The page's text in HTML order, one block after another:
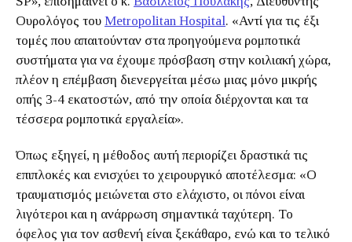
Ουρολόγος του Metropolitan Hospital. «Αντί για τις έξι
τομές που απαιτούνταν στα προηγούμενα ρομποτικά
συστήματα για να έχουμε πρόσβαση στην κοιλιακή χώρα,
πλέον η επέμβαση διενεργείται μέσω μιας μόνο μικρής
οπής 3-4 εκατοστών, από την οποία διέρχονται και τα
τέσσερα ρομποτικά εργαλεία».
Όπως εξηγεί, η μέθοδος αυτή περιορίζει δραστικά τις
επιπλοκές και ενισχύει το χειρουργικό αποτέλεσμα: «Ο
τραυματισμός μειώνεται στο ελάχιστο, οι πόνοι είναι
λιγότεροι και η ανάρρωση σημαντικά ταχύτερη. Το
όφελος για τον ασθενή είναι ξεκάθαρο, ενώ και το τελικό